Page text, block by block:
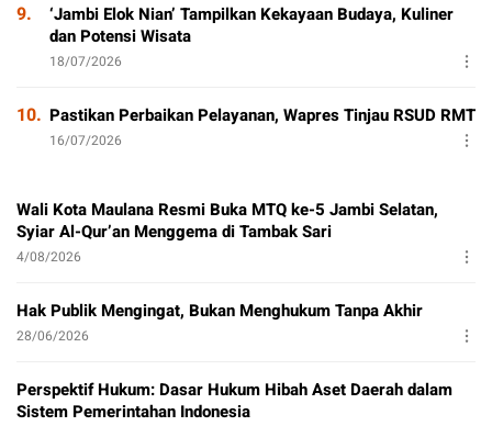
9.
‘Jambi Elok Nian’ Tampilkan Kekayaan Budaya, Kuliner
dan Potensi Wisata
18/07/2026
10. Pastikan Perbaikan Pelayanan, Wapres Tinjau RSUD RMT
16/07/2026
Wali Kota Maulana Resmi Buka MTQ ke-5 Jambi Selatan,
Syiar Al-Qur’an Menggema di Tambak Sari
4/08/2026
Hak Publik Mengingat, Bukan Menghukum Tanpa Akhir
28/06/2026
Perspektif Hukum: Dasar Hukum Hibah Aset Daerah dalam
Sistem Pemerintahan Indonesia